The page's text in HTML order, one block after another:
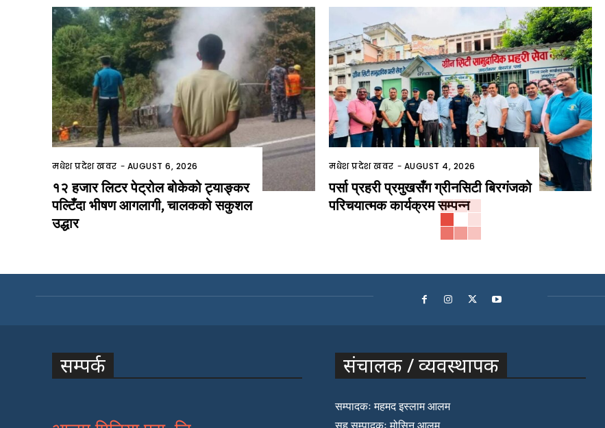
मधेश प्रदेश खवर - AUGUST 6, 2026
१२ हजार लिटर पेट्रोल बोकेको ट्याङ्कर
पल्टिँदा भीषण आगलागी, चालकको सकुशल
उद्धार
मधेश प्रदेश खवर - AUGUST 4, 2026
पर्सा प्रहरी प्रमुखसँग ग्रीनसिटी बिरगंजको
परिचयात्मक कार्यक्रम सम्पन्न
सम्पर्क संचालक / व्यवस्थापक
सम्पादकः महमद इस्लाम आलम